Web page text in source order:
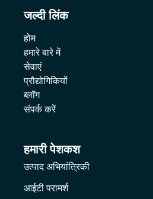
जल्दी लिंक
होम
हमारे बारे में
सेवाएं
प्रौद्योगिकियों
ब्लॉग
संपर्क करें
हमारी पेशकश
उत्पाद अभियांत्रिकी
आईटी परामर्श